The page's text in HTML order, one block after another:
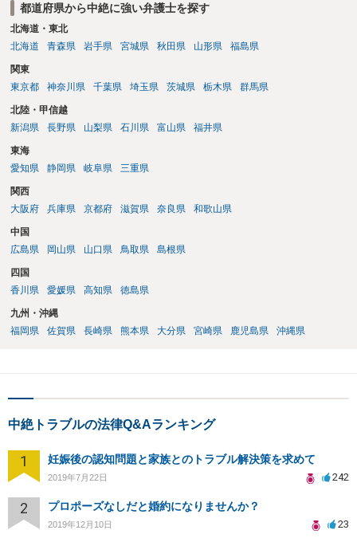
都道府県から中絶に強い弁護士を探す
北海道・東北
北海道
青森県 岩手県 宮城県 秋田県 山形県 福島県
関東
東京都
神奈川県 千葉県 埼玉県 茨城県 栃木県 群馬県
北陸・甲信越
新潟県
長野県 山梨県 石川県 富山県 福井県
東海
愛知県
静岡県 岐阜県 三重県
関西
大阪府
兵庫県 京都府 滋賀県 奈良県 和歌山県
中国
広島県
岡山県 山口県 鳥取県 島根県
四国
香川県
愛媛県 高知県 徳島県
九州・沖縄
福岡県
佐賀県 長崎県 熊本県 大分県 宮崎県 鹿児島県 沖縄県
中絶トラブルの法律Q&Aランキング
1 妊娠後の認知問題と家族とのトラブル解決策を求めて
2019年7月22日 242
2 プロポーズなしだと婚約になりませんか？
2019年12月10日 23